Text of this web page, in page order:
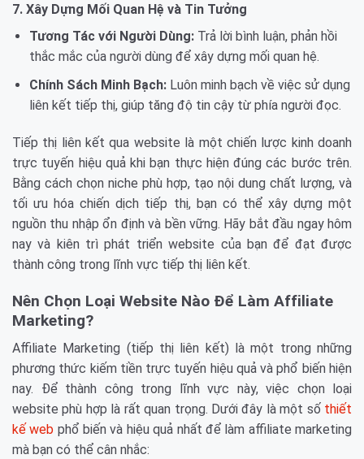
7. Xây Dựng Mối Quan Hệ và Tin Tưởng
Tương Tác với Người Dùng:Trả lời bình luận, phản hồi
thắc mắc của người dùng để xây dựng mối quan hệ.
Chính Sách Minh Bạch:Luôn minh bạch về việc sử dụng
liên kết tiếp thị, giúp tăng độ tin cậy từ phía người đọc.
Tiếp thị liên kết qua website là một chiến lược kinh doanh
trực tuyến hiệu quả khi bạn thực hiện đúng các bước trên.
Bằng cách chọn niche phù hợp, tạo nội dung chất lượng, và
tối ưu hóa chiến dịch tiếp thị, bạn có thể xây dựng một
nguồn thu nhập ổn định và bền vững. Hãy bắt đầu ngay hôm
nay và kiên trì phát triển website của bạn để đạt được
thành công trong lĩnh vực tiếp thị liên kết.
Nên Chọn Loại Website Nào Để Làm Affiliate
Marketing?
Affiliate Marketing (tiếp thị liên kết) là một trong những
phương thức kiếm tiền trực tuyến hiệu quả và phổ biến hiện
nay. Để thành công trong lĩnh vực này, việc chọn loại
website phù hợp là rất quan trọng. Dưới đây là một số thiết
kế web phổ biến và hiệu quả nhất để làm affiliate marketing
mà bạn có thể cân nhắc: